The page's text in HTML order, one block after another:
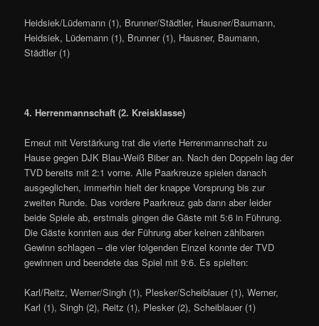
Heidsiek/Lüdemann (1), Brunner/Städtler, Hausner/Baumann,
Heidsiek, Lüdemann (1), Brunner (1), Hausner, Baumann,
Städtler (1)
4. Herrenmannschaft (2. Kreisklasse)
Erneut mit Verstärkung trat die vierte Herrenmannschaft zu
Hause gegen DJK Blau-Weiß Biber an. Nach den Doppeln lag der
TVD bereits mit 2:1 vorne. Alle Paarkreuze spielen danach
ausgeglichen, immerhin hielt der knappe Vorsprung bis zur
zweiten Runde. Das vordere Paarkreuz gab dann aber leider
beide Spiele ab, erstmals gingen die Gäste mit 5:6 in Führung.
Die Gäste konnten aus der Führung aber keinen zählbaren
Gewinn schlagen – die vier folgenden Einzel konnte der TVD
gewinnen und beendete das Spiel mit 9:6. Es spielten:
Karl/Reitz, Werner/Singh (1), Plesker/Scheiblauer (1), Werner,
Karl (1), Singh (2), Reitz (1), Plesker (2), Scheiblauer (1)